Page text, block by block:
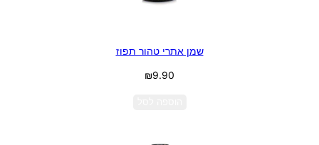
שמן אתרי טהור תפוז
₪9.90